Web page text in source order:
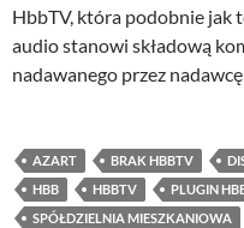
HbbTV, która podobnie jak
audio stanowi składową
nadawanego przez nadawcę
AZART BRAK HBBTV
HBB
HBBTV PLUGIN
SPÓŁDZIELNIA MIESZKANIOWA